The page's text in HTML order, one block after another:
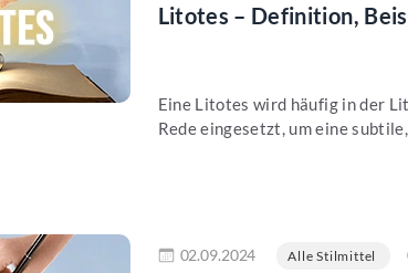
Litotes – Definition,
Eine Litotes wird häufig in der
Rede eingesetzt, um eine
02.09.2024 Alle Stilmittel